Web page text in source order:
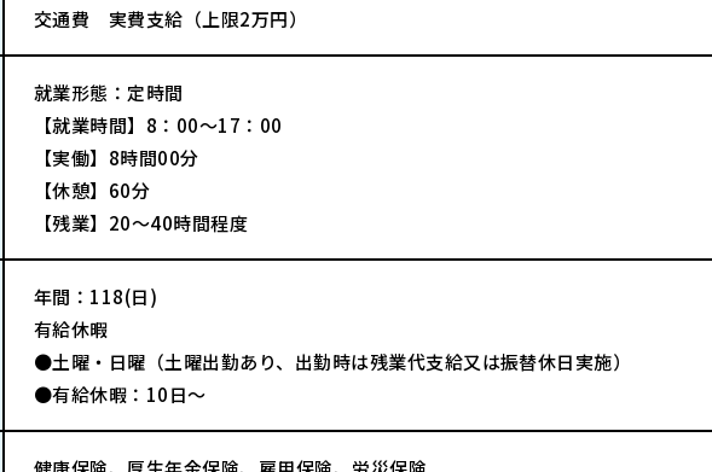
交通費 実費支給（上限2万円）
就業形態：定時間
【就業時間】8：00～17：00
【実働】8時間00分
【休憩】60分
【残業】20～40時間程度
年間：118(日)
有給休暇
●土曜・日曜（土曜出勤あり、出勤時は残業代支給又は振替休日実施）
●有給休暇：10日～